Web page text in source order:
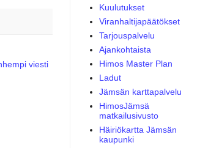
viesti
Kuulutukset
Viranhaltijapäätökset
Tarjouspalvelu
Ajankohtaista
Himos Master Plan
Ladut
Jämsän karttapalvelu
HimosJämsä
matkailusivusto
Häiriökartta Jämsän
kaupunki